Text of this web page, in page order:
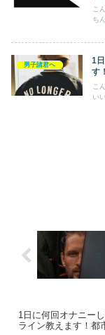
こ
ち
男子諸君へ
1
す
こ
い
1日に何回オナニー
ライン教えます！都